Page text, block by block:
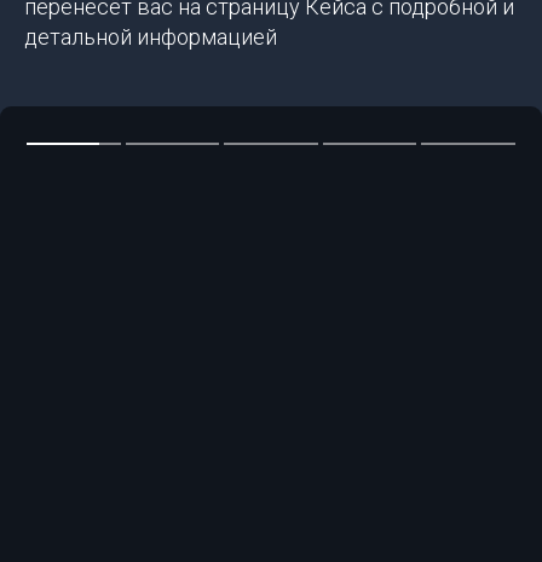
перенесёт вас на страницу Кейса с подробной и
детальной информацией